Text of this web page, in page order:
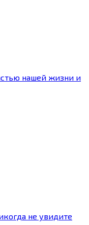
нашей жизни и
не увидите